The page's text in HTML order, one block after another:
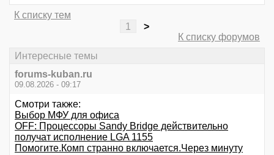
К списку тем
1
>
К списку форумов
Интересные темы
forums-kuban.ru
09.08.2026 - 09:17
Смотри также:
Выбор МФУ для офиса
OFF: Процессоры Sandy Bridge действительно
получат исполнение LGA 1155
Помогите.Комп странно включается.Через минуту